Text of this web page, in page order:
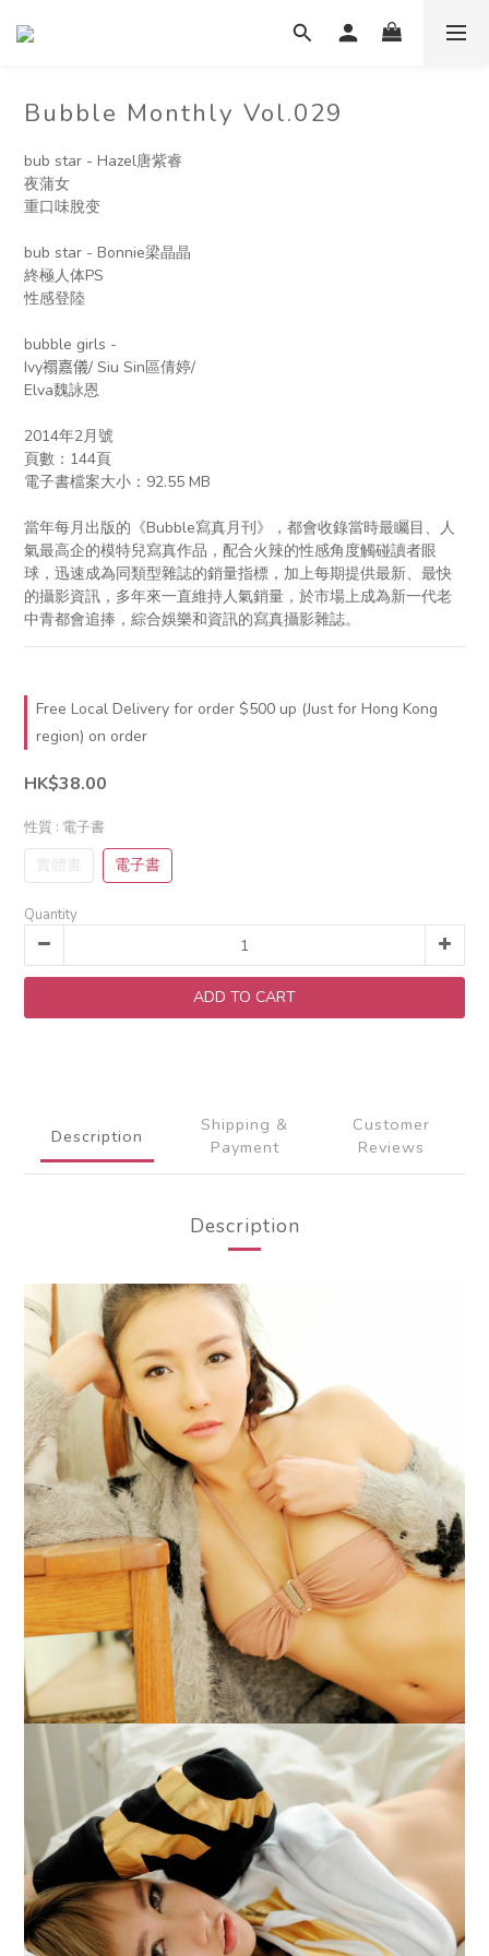
Bubble Monthly Vol.029
bub star - Hazel唐紫睿
夜蒲女
重口味脫变
bub star - Bonnie梁晶晶
終極人体PS
性感登陸
bubble girls -
Ivy𧝁嘉儀/ Siu Sin區倩婷/
Elva魏詠恩
2014年2月號
頁數：144頁
電子書檔案大小：︁92.55 MB
當年每月出版的《Bubble寫真月刊》，都會收錄當時最矚目、人
氣最高企的模特兒寫真作品，配合火辣的性感角度觸碰讀者眼
球，迅速成為同類型雜誌的銷量指標，加上每期提供最新、最快
的攝影資訊，多年來一直維持人氣銷量，於市場上成為新一代老
中青都會追捧，綜合娛樂和資訊的寫真攝影雜誌。
Free Local Delivery for order $500 up (Just for Hong Kong
region) on order
HK$38.00
性質 : 電子書
實體書 電子書
Quantity
ADD TO CART
Description
Shipping &
Payment
Customer
Reviews
Description